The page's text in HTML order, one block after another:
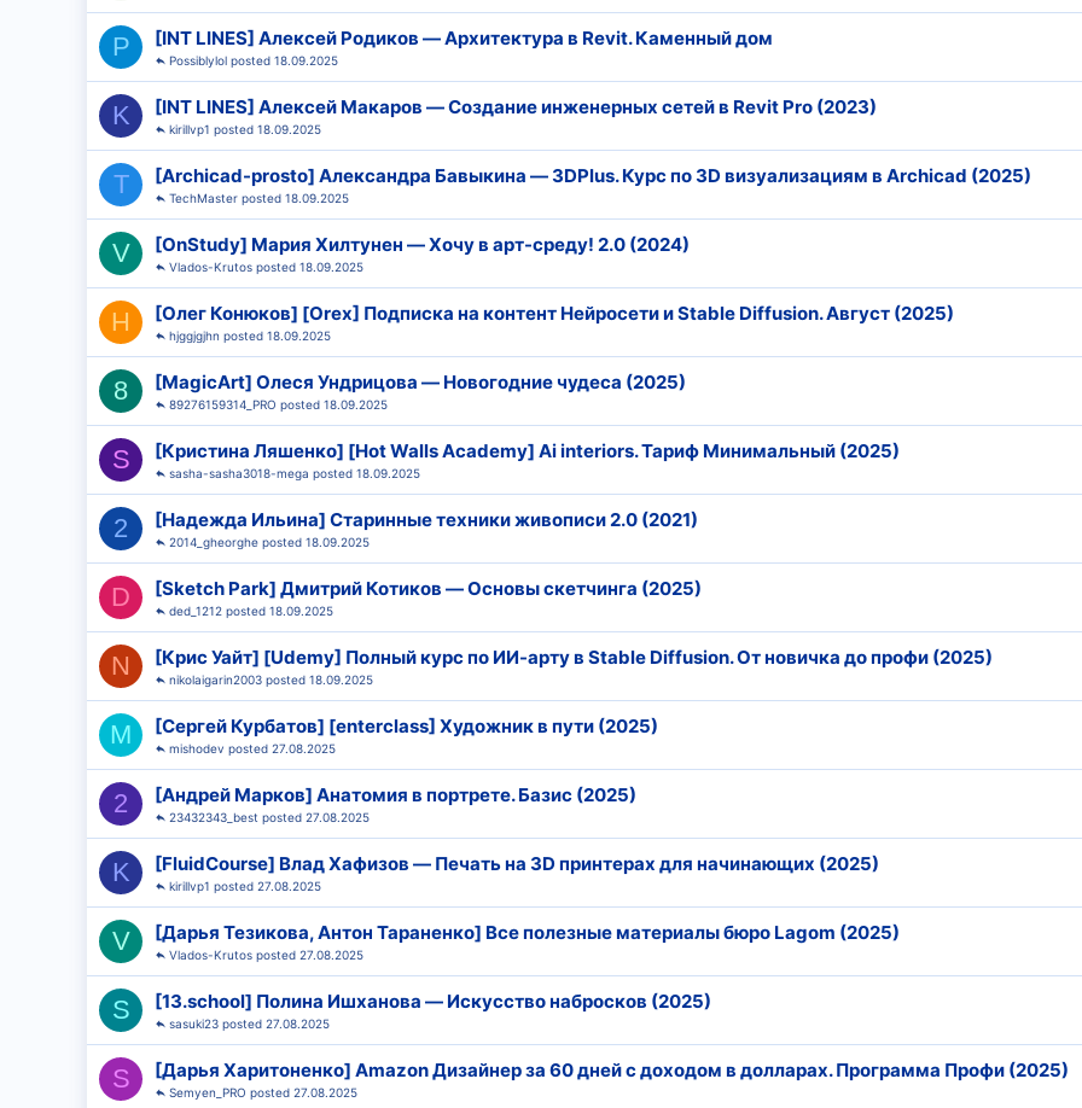
P [INT LINES] Алексей Родиков ― Архитектура в Revit. Каменный дом
18.09.2025
Possiblylol
K [INT LINES] Алексей Макаров ― Создание инженерных сетей в Revit Pro (2023)
18.09.2025
kirillvp1
T [Archicad-prosto] Александра Бавыкина ― 3DPlus. Курс по 3D визуализациям в Archicad (2025)
18.09.2025
TechMaster
V [OnStudy] Мария Хилтунен ― Хочу в арт-среду! 2.0 (2024)
18.09.2025
Vlados-Krutos
H [Олег Конюков] [Orex] Подписка на контент Нейросети и Stable Diffusion. Август (2025)
18.09.2025
hjggjgjhn
8 [MagicArt] Олеся Ундрицова ― Новогодние чудеса (2025)
18.09.2025
89276159314_PRO
S [Кристина Ляшенко] [Hot Walls Academy] Ai interiors. Тариф Минимальный (2025)
18.09.2025
sasha-sasha3018-mega
2 [Надежда Ильина] Старинные техники живописи 2.0 (2021)
18.09.2025
2014_gheorghe
D [Sketch Park] Дмитрий Котиков ― Основы скетчинга (2025)
18.09.2025
ded_1212
N [Крис Уайт] [Udemy] Полный курс по ИИ-арту в Stable Diffusion. От новичка до профи (2025)
18.09.2025
nikolaigarin2003
M [Сергей Курбатов] [enterclass] Художник в пути (2025)
27.08.2025
mishodev
2 [Андрей Марков] Анатомия в портрете. Базис (2025)
27.08.2025
23432343_best
K [FluidCourse] Влад Хафизов ― Печать на 3D принтерах для начинающих (2025)
27.08.2025
kirillvp1
V [Дарья Тезикова, Антон Тараненко] Все полезные материалы бюро Lagom (2025)
27.08.2025
Vlados-Krutos
S [13.school] Полина Ишханова ― Искусство набросков (2025)
27.08.2025
sasuki23
S [Дарья Харитоненко] Amazon Дизайнер за 60 дней с доходом в долларах. Программа Профи (2025)
27.08.2025
Semyen_PRO